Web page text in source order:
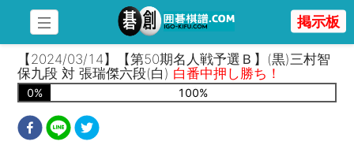
掲示板
【2024/03/14】【第50期名人戦予選Ｂ】(黒)三村智
保九段 対 張瑞傑六段(白) 白番中押し勝ち！
0% 100%